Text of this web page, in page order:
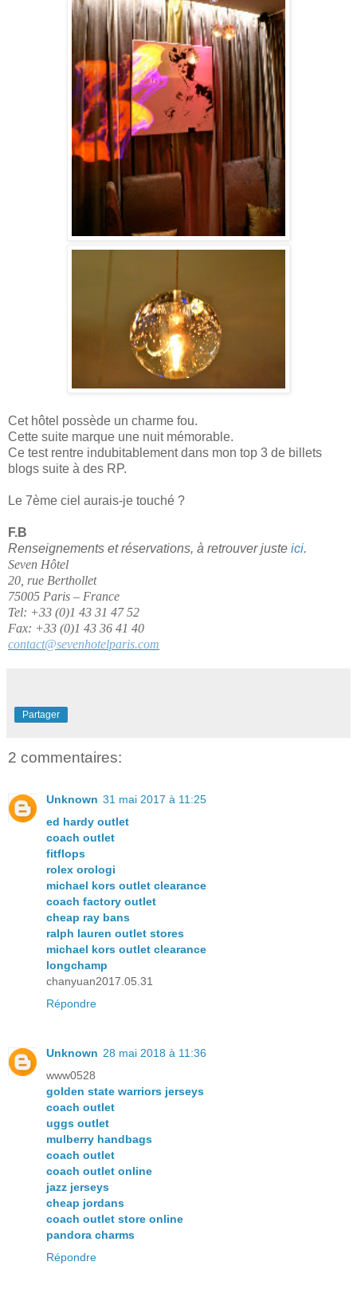
Cet hôtel possède un charme fou.
Cette suite marque une nuit mémorable.
Ce test rentre indubitablement dans mon top 3 de billets
blogs suite à des RP.
Le 7ème ciel aurais-je touché ?
F.B
Renseignements et réservations, à retrouver juste ici.
Seven Hôtel
20, rue Berthollet
75005 Paris – France
Tel: +33 (0)1 43 31 47 52
Fax: +33 (0)1 43 36 41 40
contact@sevenhotelparis.com
Partager
2 commentaires:
Unknown 31 mai 2017 à 11:25
ed hardy outlet
coach outlet
fitflops
rolex orologi
michael kors outlet clearance
coach factory outlet
cheap ray bans
ralph lauren outlet stores
michael kors outlet clearance
longchamp
chanyuan2017.05.31
Répondre
Unknown 28 mai 2018 à 11:36
www0528
golden state warriors jerseys
coach outlet
uggs outlet
mulberry handbags
coach outlet
coach outlet online
jazz jerseys
cheap jordans
coach outlet store online
pandora charms
Répondre